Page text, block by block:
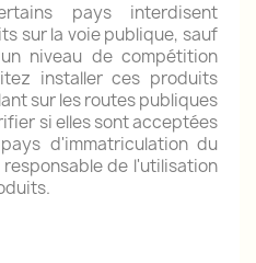
pays interdisent
sur la voie publique, sauf
niveau de compétition
installer ces produits
sur les routes publiques
si elles sont acceptées
d'immatriculation du
de l'utilisation